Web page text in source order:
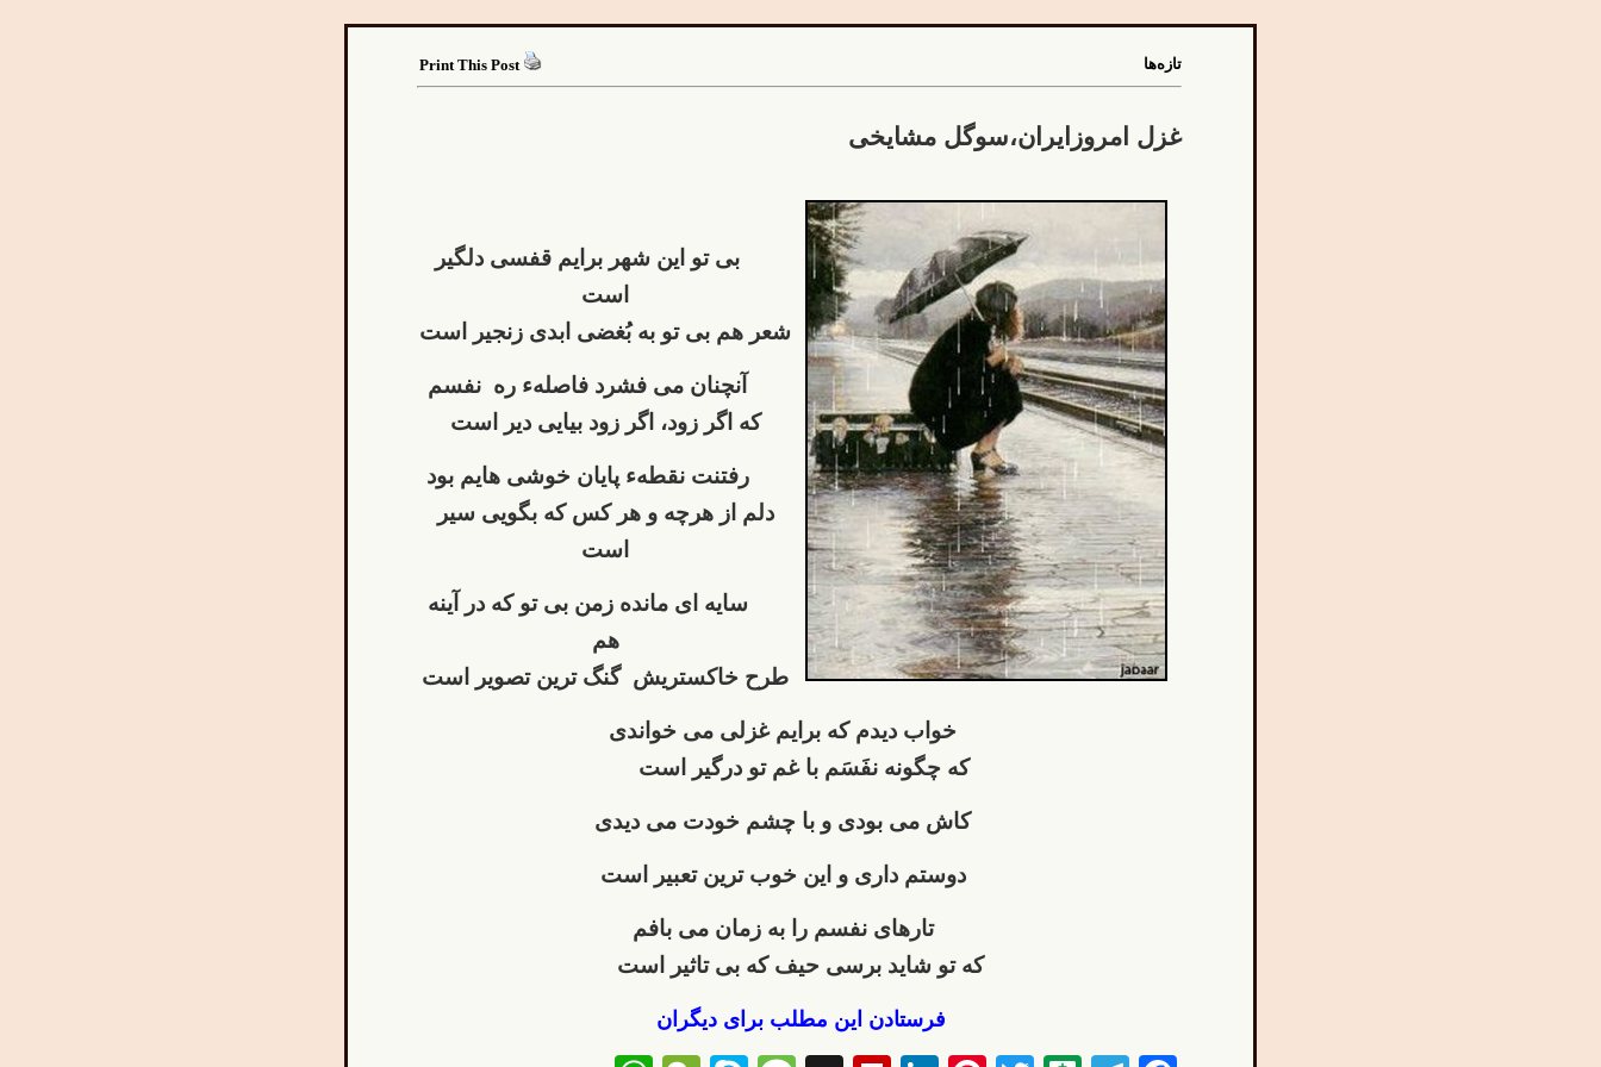
Print This Post تازه‌ها
غزل امروزایران،سوگل مشایخی
بی تو این شهر برایم قفسی دلگیر
است
شعر هم بی تو به بُغضی ابدی زنجیر است
آنچنان می فشرد فاصلهء ره نفسم
که اگر زود، اگر زود بیایی دیر است
رفتنت نقطهء پایان خوشی هایم بود
دلم از هرچه و هر کس که بگویی سیر
است
سایه ای مانده زمن بی تو که در آینه
هم
طرح خاکستریش گنگ ترین تصویر است
خواب دیدم که برایم غزلی می خواندی
که چگونه نفَسَم با غم تو درگیر است
کاش می بودی و با چشم خودت می دیدی
دوستم داری و این خوب ترین تعبیر است
تارهای نفسم را به زمان می بافم
که تو شاید برسی حیف که بی تاثیر است
فرستادن این مطلب برای دیگران